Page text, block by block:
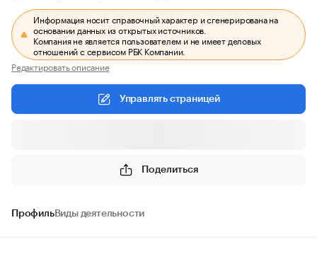
Информация носит справочный характер и сгенерирована на
основании данных из открытых источников.
Компания не является пользователем и не имеет деловых
отношений с сервисом РБК Компании.
Редактировать описание
Управлять страницей
Поделиться
ПрофильВиды деятельности